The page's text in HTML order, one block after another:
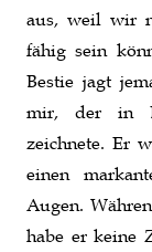
aus, weil wir
fähig sein
Bestie jagt
mir, der in
zeichnete. Er
einen
Augen.
habe er keine